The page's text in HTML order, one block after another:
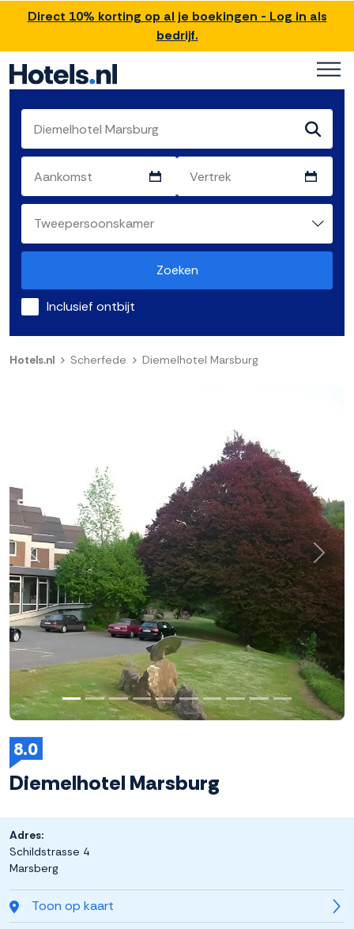
Direct 10% korting op al je boekingen - Log in als
bedrijf.
Zoeken
Inclusief ontbijt
Hotels.nl Scherfede Diemelhotel Marsburg
8.0
Diemelhotel Marsburg
Toon op kaart
Adres:
Schildstrasse 4
Marsberg